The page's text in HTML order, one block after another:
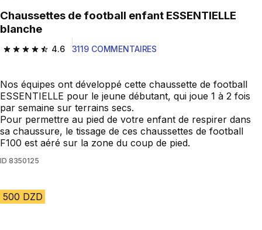
Chaussettes de football enfant ESSENTIELLE
blanche
4.6
4.6 out of 5 stars from 3119 reviews
3119 COMMENTAIRES
Nos équipes ont développé cette chaussette de football
ESSENTIELLE pour le jeune débutant, qui joue 1 à 2 fois
par semaine sur terrains secs.
Pour permettre au pied de votre enfant de respirer dans
sa chaussure, le tissage de ces chaussettes de football
F100 est aéré sur la zone du coup de pied.
ID 8350125
500 DZD